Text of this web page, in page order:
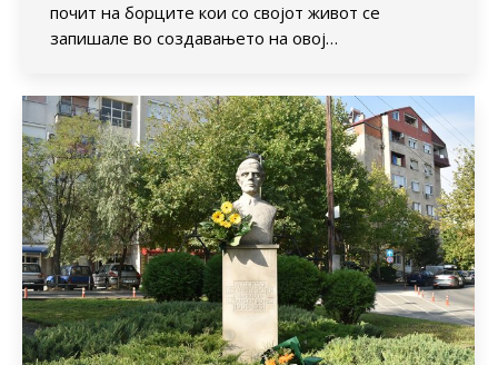
почит на борците кои со својот живот се
запишале во создавањето на овој…